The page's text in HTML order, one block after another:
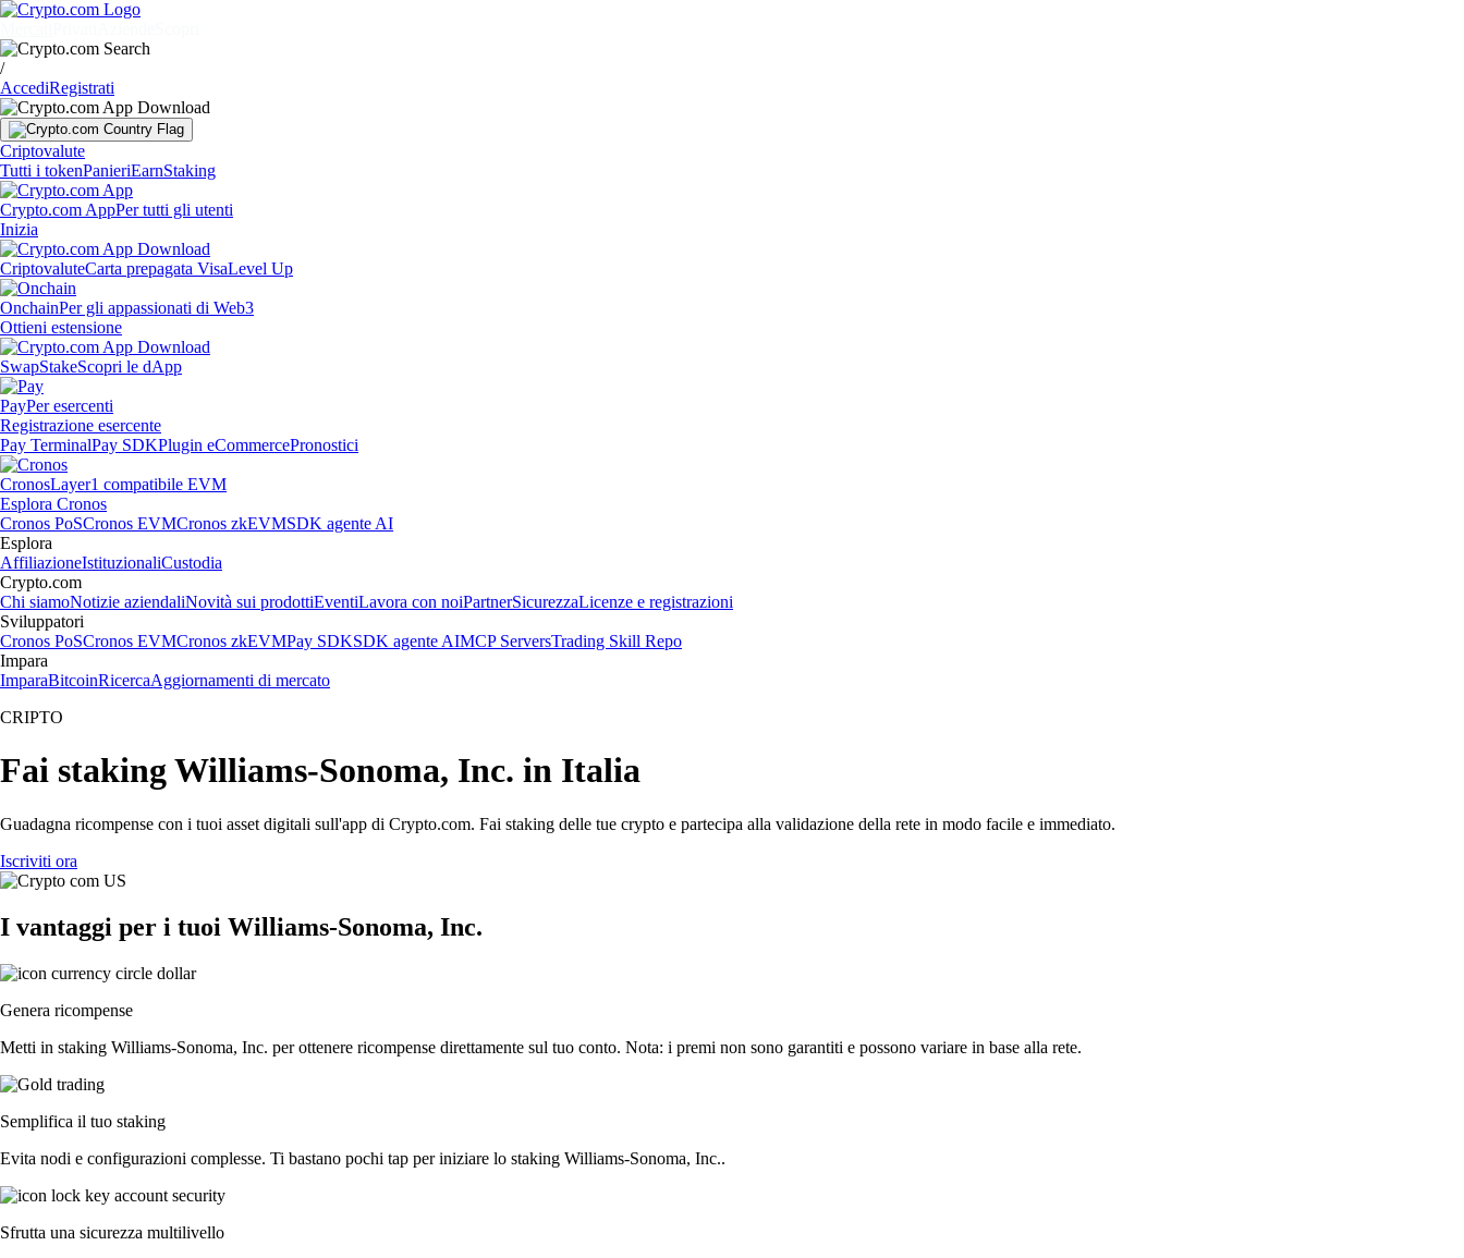
/
AccediRegistrati
Criptovalute
Tutti i tokenPanieriEarnStaking
Crypto.com AppPer tutti gli utenti
Inizia
CriptovaluteCarta prepagata VisaLevel Up
OnchainPer gli appassionati di Web3
Ottieni estensione
SwapStakeScopri le dApp
PayPer esercenti
Registrazione esercente
Pay TerminalPay SDKPlugin eCommercePronostici
CronosLayer1 compatibile EVM
Esplora Cronos
Cronos PoSCronos EVMCronos zkEVMSDK agente AI
Esplora
AffiliazioneIstituzionaliCustodia
Crypto.com
Chi siamoNotizie aziendaliNovità sui prodottiEventiLavora con noiPartnerSicurezzaLicenze e registrazioni
Sviluppatori
Cronos PoSCronos EVMCronos zkEVMPay SDKSDK agente AIMCP ServersTrading Skill Repo
Impara
ImparaBitcoinRicercaAggiornamenti di mercato
CRIPTO
Fai staking Williams-Sonoma, Inc. in Italia
Guadagna ricompense con i tuoi asset digitali sull'app di Crypto.com. Fai staking delle tue crypto e partecipa alla validazione della rete in modo facile e immediato.
Iscriviti ora
I vantaggi per i tuoi Williams-Sonoma, Inc.
Genera ricompense
Metti in staking Williams-Sonoma, Inc. per ottenere ricompense direttamente sul tuo conto. Nota: i premi non sono garantiti e possono variare in base alla rete.
Semplifica il tuo staking
Evita nodi e configurazioni complesse. Ti bastano pochi tap per iniziare lo staking Williams-Sonoma, Inc..
Sfrutta una sicurezza multilivello